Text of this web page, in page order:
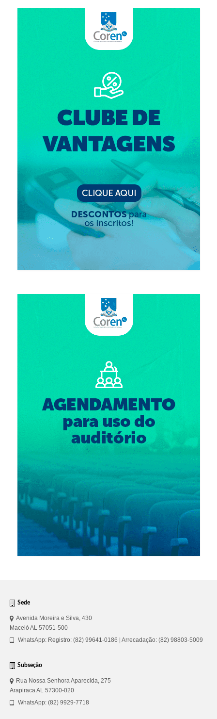
de
Sede
Avenida Moreira e Silva, 430
Maceió AL 57051-500
WhatsApp: Registro: (82) 99641-0186 | Arrecadação: (82) 98803-5009
Subseção
Rua Nossa Senhora Aparecida, 275
Arapiraca AL 57300-020
WhatsApp: (82) 9929-7718